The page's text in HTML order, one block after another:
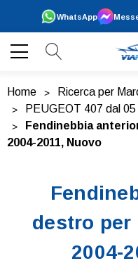
WhatsApp
Home Ricerca per
PEUGEOT 407 dal
Fendinebbia
2004-2011, Nuovo
destro per
2004-